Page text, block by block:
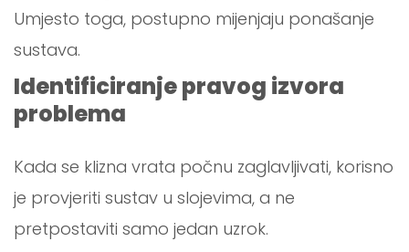
Umjesto toga, postupno mijenjaju ponašanje
sustava.
Identificiranje pravog izvora
problema
Kada se klizna vrata počnu zaglavljivati, korisno
je provjeriti sustav u slojevima, a ne
pretpostaviti samo jedan uzrok.